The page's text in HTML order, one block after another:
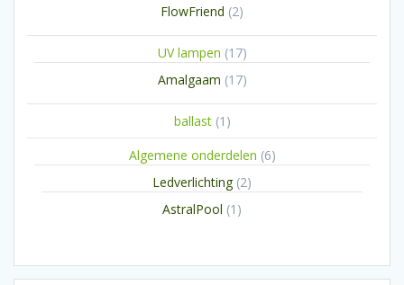
FlowFriend 22
UV lampen 1717
Amalgaam 1717
ballast 1 1
product
Algemene onderdelen 66
Ledverlichting 22
AstralPool 1 1